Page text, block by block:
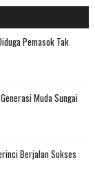
Pemasok Tak
Muda Sungai
Berjalan Sukses